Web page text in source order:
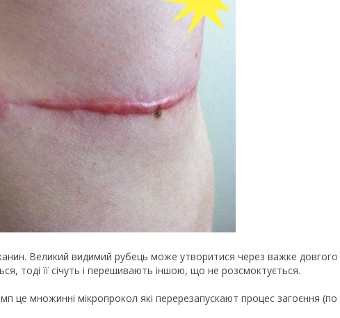
Великий видимий рубець може утворитися через важке
тоді її січуть і перешивають іншою, що не розсмоктується.
множинні мікропрокол які перерезапускают процес загоєння (по